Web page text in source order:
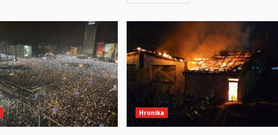
Hronika